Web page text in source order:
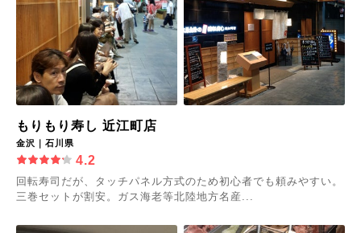
もりもり寿し 近江町店
金沢｜石川県
4.2
回転寿司だが、タッチパネル方式のため初心者でも頼みやすい。
三巻セットが割安。ガス海老等北陸地方名産...